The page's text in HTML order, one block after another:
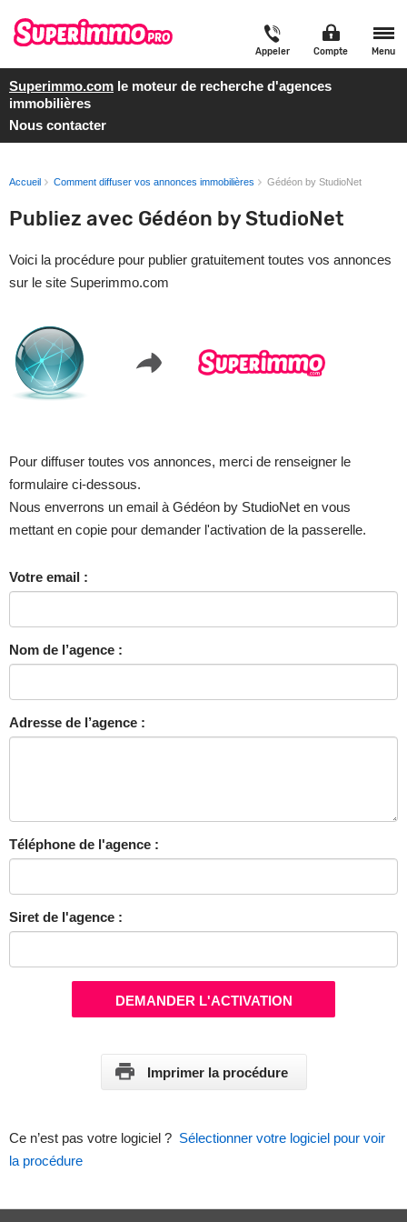
Appeler Compte Menu
Superimmo.com le moteur de recherche d'agences
immobilières
Nous contacter
Accueil Comment diffuser vos annonces immobilières Gédéon by StudioNet
Publiez avec Gédéon by StudioNet
Voici la procédure pour publier gratuitement toutes vos annonces
sur le site Superimmo.com
Pour diffuser toutes vos annonces, merci de renseigner le
formulaire ci-dessous.
Nous enverrons un email à Gédéon by StudioNet en vous
mettant en copie pour demander l'activation de la passerelle.
Votre email :
Nom de l’agence :
Adresse de l’agence :
Téléphone de l'agence :
Siret de l'agence :
DEMANDER L'ACTIVATION
Imprimer la procédure
Ce n’est pas votre logiciel ? Sélectionner votre logiciel pour voir
la procédure